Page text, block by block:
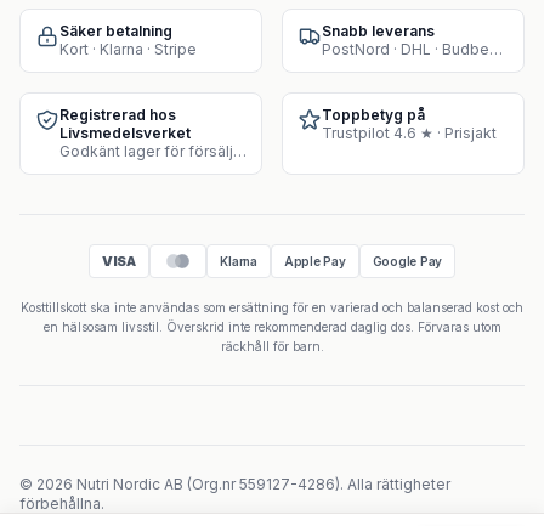
Säker betalning
Kort · Klarna · Stripe
Snabb leverans
PostNord · DHL · Budbee · Instabox
Registrerad hos
Livsmedelsverket
Godkänt lager för försäljning av kosttillskott
Toppbetyg på
Trustpilot 4.6 ★ · Prisjakt
VISA Klarna Apple Pay Google Pay
Kosttillskott ska inte användas som ersättning för en varierad och balanserad kost och
en hälsosam livsstil. Överskrid inte rekommenderad daglig dos. Förvaras utom
räckhåll för barn.
© 2026 Nutri Nordic AB (Org.nr 559127-4286). Alla rättigheter
förbehållna.